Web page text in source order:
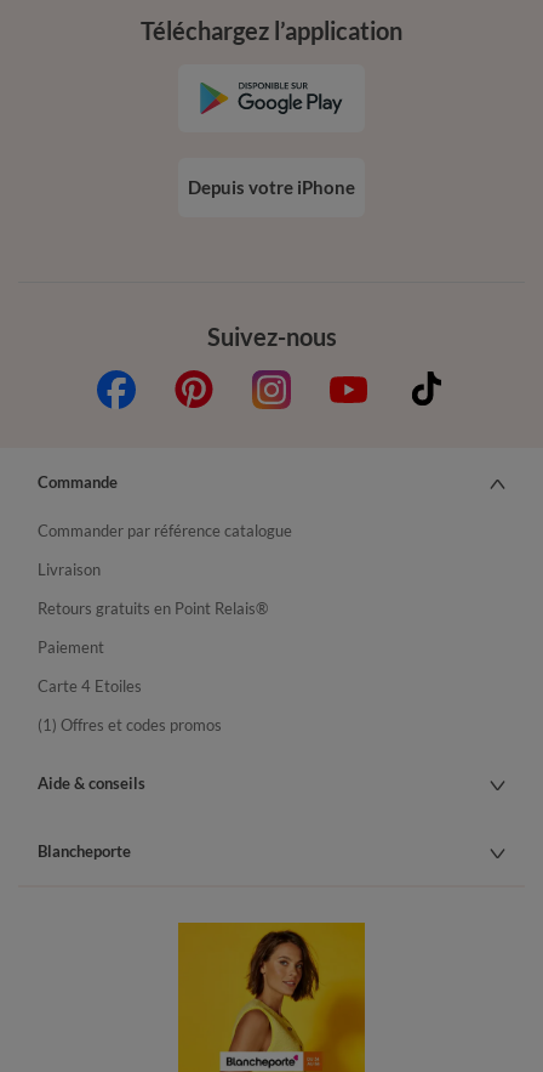
Suivez-nous
Téléchargez l’application
Depuis votre iPhone
Commande
Commander par référence catalogue
Livraison
Retours gratuits en Point Relais®
Paiement
Carte 4 Etoiles
(1) Offres et codes promos
Aide & conseils
Blancheporte